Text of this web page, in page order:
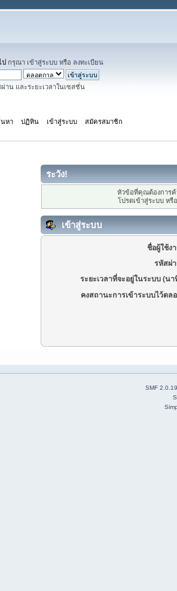
กรุณา เข้าสู่ระบบ หรือ ลงทะเบียน
าน และระยะเวลาในเซสชั่น
หา ปฏิทิน เข้าสู่ระบบ สมัครสมาชิก
ระวัง!
หัวข้อที่คุณต้องการ
โปรดเข้าสู่ระบบ หรื
เข้าสู่ระบบ
ชื่อผู้ใช้ง
รหัสผ่
ระยะเวลาที่จะอยู่ในระบบ (นา
คงสถานะการเข้าระบบไว้ตล
SMF 2.0.19